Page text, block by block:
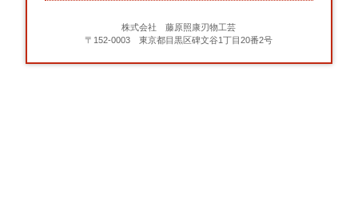
株式会社 藤原照康刃物工芸
〒152-0003 東京都目黒区碑文谷1丁目20番2号